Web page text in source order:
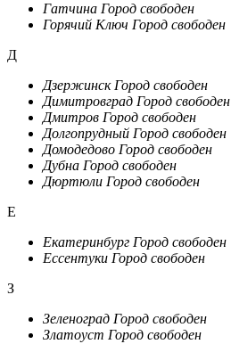
Гатчина Город свободен
Горячий Ключ Город свободен
Д
Дзержинск Город свободен
Димитровград Город свободен
Дмитров Город свободен
Долгопрудный Город свободен
Домодедово Город свободен
Дубна Город свободен
Дюртюли Город свободен
Е
Екатеринбург Город свободен
Ессентуки Город свободен
З
Зеленоград Город свободен
Златоуст Город свободен